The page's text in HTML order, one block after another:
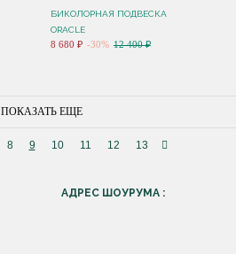
БИКОЛОРНАЯ ПОДВЕСКА
ORACLE
8 680 ₽ -30% 12 400 ₽
ПОКАЗАТЬ ЕЩЕ
8 9 10 11 12 13
АДРЕС ШОУРУМА :